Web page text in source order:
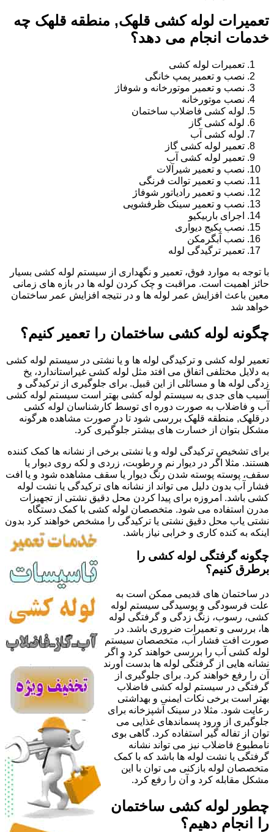
تعمیرات لوله کشی قلهک, منطقه قلهک چه
خدمات انجام می دهد؟
تعمیرات لوله کشی
نصب و تعمیر پمپ خانگی
نصب و تعمیر موتورخانه و شوفاژ
نصب موتورخانه
لوله کشی فاضلاب ساختمان
لوله کشی گاز
لوله کشی آب
تعمیر لوله کشی گاز
تعمیر لوله کشی آب
نصب و تعمیر شیرآلات
نصب و تعمیر توالت فرنگی
نصب و تعمیر رادیاتور شوفاژ
نصب و تعمیر سینک ظرفشویی
اجرای باربیکیو
نصب پکیج دیواری
نصب آبگرمکن
تعمیر ترگیدگی لوله
با توجه به موارد فوق، تعمیر و نگهداری از سیستم لوله کشی بسیار
حائز اهمیت است. مراقبت و چک کردن لوله ها در بازه های زمانی
معین باعث افزایش عمر لوله ها و در نتیجه افزایش عمر ساختمان
خواهد شد
چگونه لوله کشی ساختمان را تعمیر کنیم؟
تعمیر لوله کشی و ترکیدگی لوله ها و یا نشتی در سیستم لوله کشی
به دلایل مختلفی اتفاق می افتد مثل لوله کشی غیراستاندارد، یخ
زدگی لوله ها و مسائلی از این قبیل. برای جلوگیری از ترکیدگی و
آسیب های جدی به سیستم لوله کشی بهتر است سیستم لوله کشی
آب و فاضلاب به صورت دوره ای توسط کارشناسان لوله کشی
درقلهک, منطقه قلهک بررسی شود تا در صورت مشاهده هرگونه
مشکل بتوان از خسارت های بیشتر جلوگیری کرد.
برای تشخیص ترکیدگی لوله و یا نشتی برخی از نشانه ها کمک کننده
هستند. مثلا اگر در دیوار نم و رطوبت، زردی و لکه روی دیوار یا
سقف، پوسته پوسته شدن رنگ دیوار یا سقف مشاهده شود و یا افت
فشار آب بدون دلیل می تواند از نشانه های ترکیدگی یا نشت لوله
کشی باشد. امروزه برای پیدا کردن محل دقیق نشتی از تجهیزات
مدرن استفاده می شود. متخصصان لوله کشی با کمک دستگاه
نشتی یاب محل دقیق نشتی یا ترکیدگی را مشخص خواهند کرد بدون
اینکه به کنده کاری و خرابی نیاز باشد.
چگونه گرفتگی لوله کشی را
برطرق کنیم؟
در ساختمان های قدیمی ممکن است به
علت فرسودگی و پوسیدگی سیستم لوله
کشی، رسوب، زنگ زدگی و گرفتگی لوله
ها، بررسی و تعمیرات ضروری باشد. در
صورت افت فشار آب، متخصصان سیستم
لوله کشی آب را بررسی خواهند کرد و اگر
نشانه هایی از گرفتگی لوله ها بدست آورند
آن را رفع خواهند کرد. برای جلوگیری از
گرفتگی در سیستم لوله کشی فاضلاب
بهتر است برخی نکات ایمنی و بهداشتی
رعایت شود. مثلا در سینک آشپزخانه برای
جلوگیری از ورود پسماندهای غذایی می
توان از تفاله گیر استفاده کرد. گاهی بوی
نامطبوع فاضلاب نیز می تواند نشانه
گرفتگی یا نشت لوله ها باشد که با کمک
متخصصان لوله بازکنی می توان با این
مشکل مقابله کرد و آن را رفع کرد.
چطور لوله کشی ساختمان
را انجام دهیم؟